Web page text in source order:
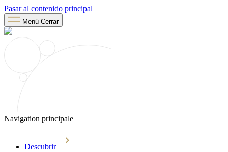
Pasar al contenido principal
Menú Cerrar
Navigation principale
Descubrir